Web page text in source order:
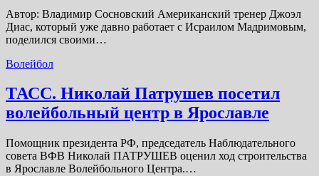
Автор: Владимир Сосновский Американский тренер Джоэл
Диас, который уже давно работает с Исраилом Мадримовым,
поделился своими…
Волейбол
ТАСС. Николай Патрушев посетил
волейбольный центр в Ярославле
Помощник президента РФ, председатель Наблюдательного
совета ВФВ Николай ПАТРУШЕВ оценил ход строительства
в Ярославле Волейбольного Центра.…